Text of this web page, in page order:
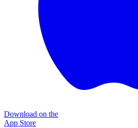
Download on the
App Store